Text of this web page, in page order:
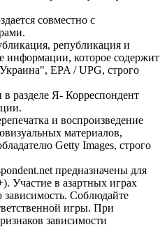
совместно с
републикация и
информации, которое содержит
EPA / UPG, строго
разделе Я- Корреспондент
и воспроизведение
материалов,
Getty Images, строго
предназначены для
Участие в азартных играх
Соблюдайте
игры. При
зависимости